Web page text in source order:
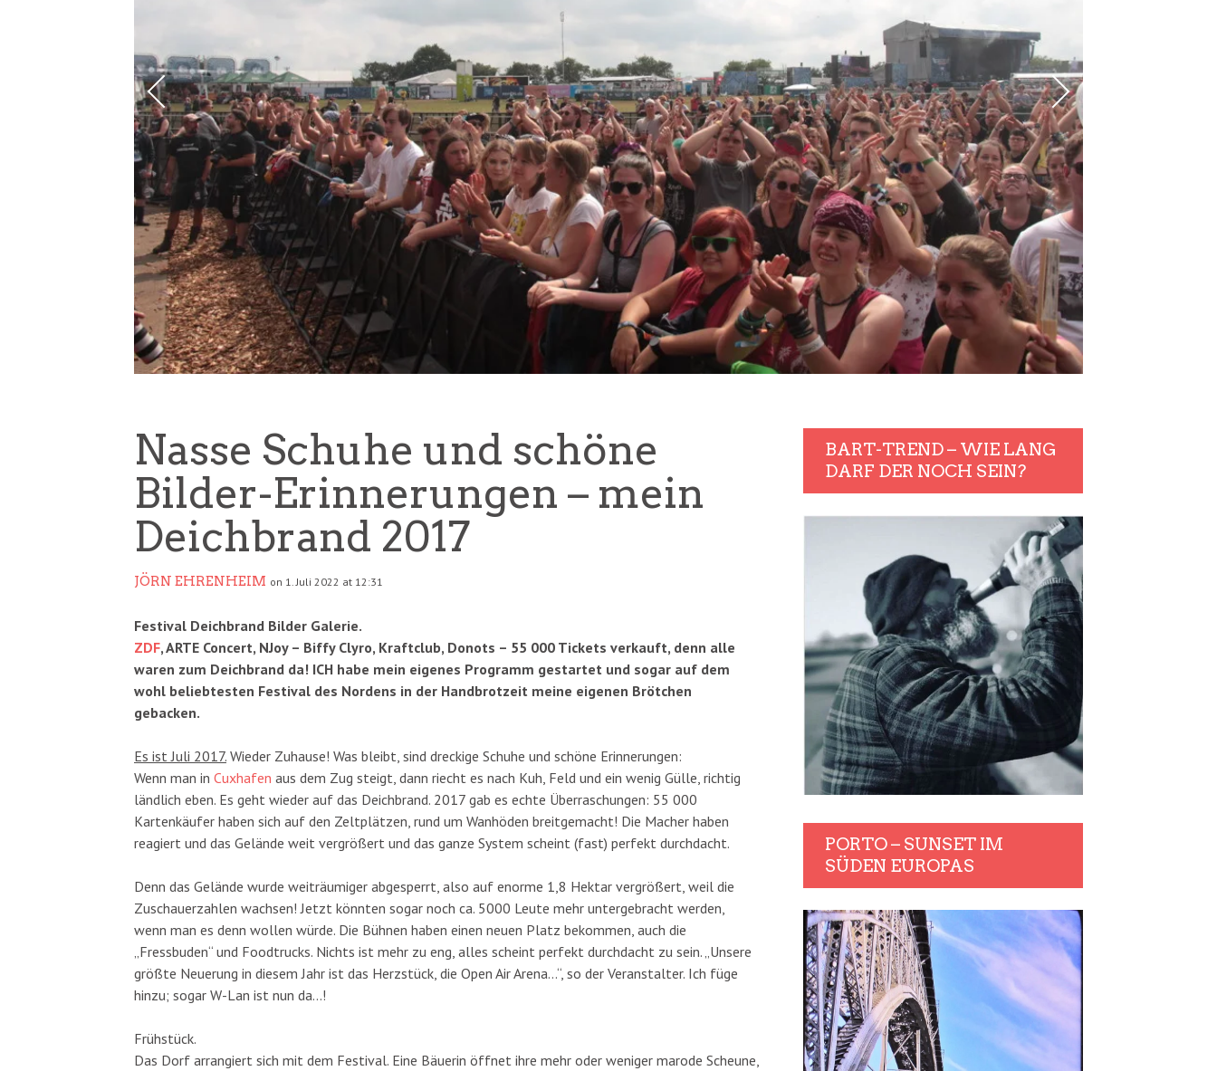
Nasse Schuhe und schöne
Bilder-Erinnerungen – mein
Deichbrand 2017
JÖRN EHRENHEIM on 1. Juli 2022 at 12:31
Festival Deichbrand Bilder Galerie.
ZDF, ARTE Concert, NJoy – Biffy Clyro, Kraftclub, Donots – 55 000 Tickets verkauft, denn alle
waren zum Deichbrand da! ICH habe mein eigenes Programm gestartet und sogar auf dem
wohl beliebtesten Festival des Nordens in der Handbrotzeit meine eigenen Brötchen
gebacken.
Es ist Juli 2017. Wieder Zuhause! Was bleibt, sind dreckige Schuhe und schöne Erinnerungen:
Wenn man in Cuxhafen aus dem Zug steigt, dann riecht es nach Kuh, Feld und ein wenig Gülle, richtig
ländlich eben. Es geht wieder auf das Deichbrand. 2017 gab es echte Überraschungen: 55 000
Kartenkäufer haben sich auf den Zeltplätzen, rund um Wanhöden breitgemacht! Die Macher haben
reagiert und das Gelände weit vergrößert und das ganze System scheint (fast) perfekt durchdacht.
Denn das Gelände wurde weiträumiger abgesperrt, also auf enorme 1,8 Hektar vergrößert, weil die
Zuschauerzahlen wachsen! Jetzt könnten sogar noch ca. 5000 Leute mehr untergebracht werden,
wenn man es denn wollen würde. Die Bühnen haben einen neuen Platz bekommen, auch die
„Fressbuden“ und Foodtrucks. Nichts ist mehr zu eng, alles scheint perfekt durchdacht zu sein. „Unsere
größte Neuerung in diesem Jahr ist das Herzstück, die Open Air Arena…“, so der Veranstalter. Ich füge
hinzu; sogar W-Lan ist nun da…!
Frühstück.
Das Dorf arrangiert sich mit dem Festival. Eine Bäuerin öffnet ihre mehr oder weniger marode Scheune,
BART-TREND – WIE LANG
DARF DER NOCH SEIN?
PORTO – SUNSET IM
SÜDEN EUROPAS